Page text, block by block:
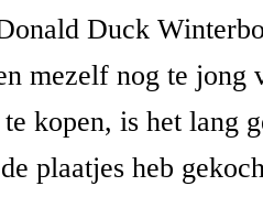
Duck
mezelf nog te jong
te kopen, is het lang
plaatjes heb